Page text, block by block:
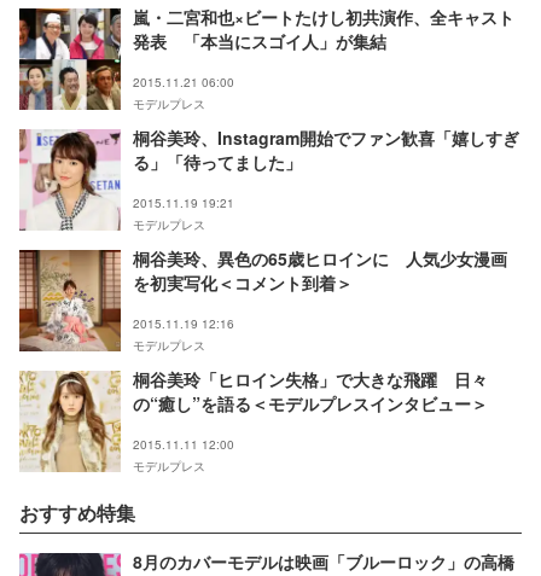
嵐・二宮和也×ビートたけし初共演作、全キャスト
発表 「本当にスゴイ人」が集結
2015.11.21 06:00
モデルプレス
桐谷美玲、Instagram開始でファン歓喜「嬉しすぎ
る」「待ってました」
2015.11.19 19:21
モデルプレス
桐谷美玲、異色の65歳ヒロインに 人気少女漫画
を初実写化＜コメント到着＞
2015.11.19 12:16
モデルプレス
桐谷美玲「ヒロイン失格」で大きな飛躍 日々
の“癒し”を語る＜モデルプレスインタビュー＞
2015.11.11 12:00
モデルプレス
おすすめ特集
8月のカバーモデルは映画「ブルーロック」の高橋